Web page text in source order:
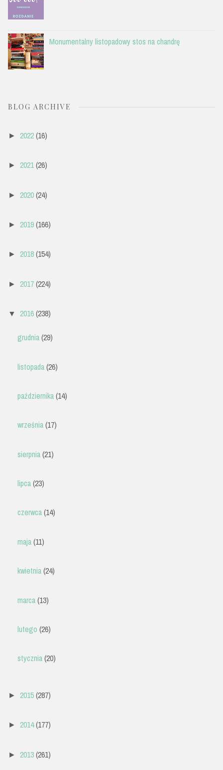
Monumentalny listopadowy stos na chandrę
BLOG ARCHIVE
► 2022(16)
► 2021(26)
► 2020(24)
► 2019(166)
► 2018(154)
► 2017(224)
▼ 2016(238)
grudnia(29)
listopada(26)
października(14)
września(17)
sierpnia(21)
lipca(23)
czerwca(14)
maja(11)
kwietnia(24)
marca(13)
lutego (26)
stycznia(20)
► 2015(287)
► 2014(177)
► 2013(261)